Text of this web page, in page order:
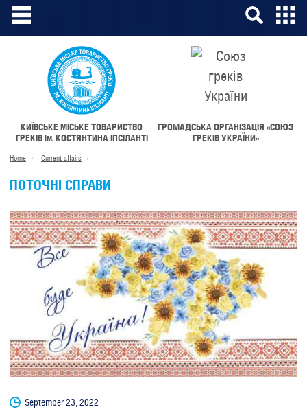
КИЇВСЬКЕ МІСЬКЕ ТОВАРИСТВО
ГРЕКІВім.КОСТЯНТИНА ІПСІЛАНТІ
ГРОМАДСЬКА ОРГАНІЗАЦІЯ «СОЮЗ
ГРЕКІВ УКРАЇНИ»
Home Current affairs
ПОТОЧНІ СПРАВИ
September 23, 2022